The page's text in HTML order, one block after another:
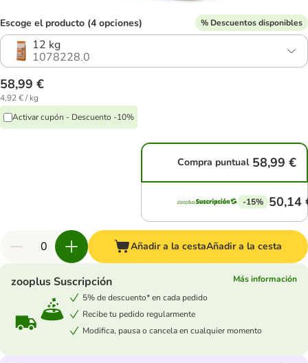
Escoge el producto (4 opciones) % Descuentos disponibles
12 kg
1078228.0
58,99 €
4,92 € / kg
Activar cupón - Descuento -10%
Compra puntual 58,99 €
-15% 50,14
Añadir a la cestaAñadir a la cesta
zooplus Suscripción
Más información
5% de descuento* en cada pedido
Recibe tu pedido regularmente
Modifica, pausa o cancela en cualquier momento